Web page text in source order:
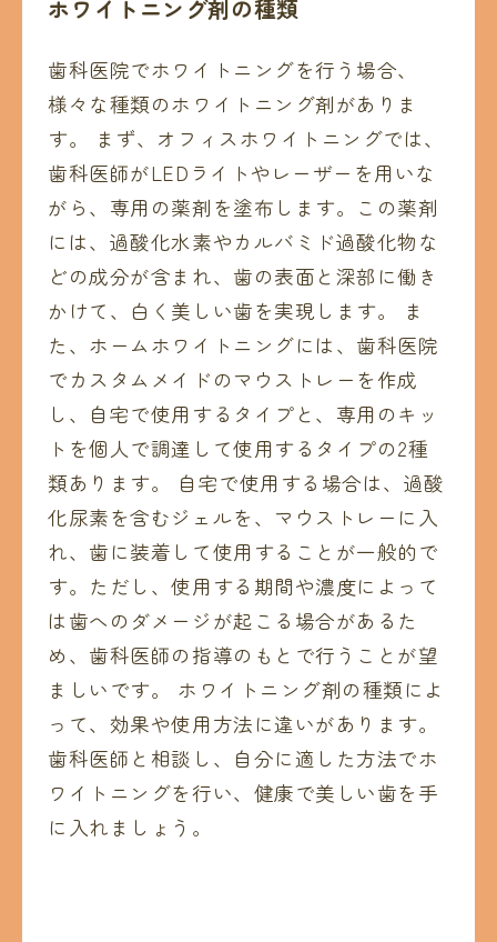
ホワイトニング剤の種類
歯科医院でホワイトニングを行う場合、
様々な種類のホワイトニング剤がありま
す。 まず、オフィスホワイトニングでは、
歯科医師がLEDライトやレーザーを用いな
がら、専用の薬剤を塗布します。この薬剤
には、過酸化水素やカルバミド過酸化物な
どの成分が含まれ、歯の表面と深部に働き
かけて、白く美しい歯を実現します。 ま
た、ホームホワイトニングには、歯科医院
でカスタムメイドのマウストレーを作成
し、自宅で使用するタイプと、専用のキッ
トを個人で調達して使用するタイプの2種
類あります。 自宅で使用する場合は、過酸
化尿素を含むジェルを、マウストレーに入
れ、歯に装着して使用することが一般的で
す。ただし、使用する期間や濃度によって
は歯へのダメージが起こる場合があるた
め、歯科医師の指導のもとで行うことが望
ましいです。 ホワイトニング剤の種類によ
って、効果や使用方法に違いがあります。
歯科医師と相談し、自分に適した方法でホ
ワイトニングを行い、健康で美しい歯を手
に入れましょう。